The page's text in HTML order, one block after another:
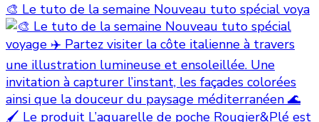
🎨 Le tuto de la semaine Nouveau tuto spécial voya